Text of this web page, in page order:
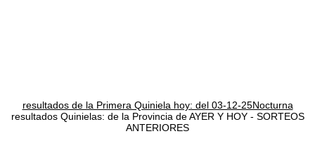
resultados de la Primera Quiniela hoy: del 03-12-25Nocturna
resultados Quinielas: de la Provincia de AYER Y HOY - SORTEOS
ANTERIORES